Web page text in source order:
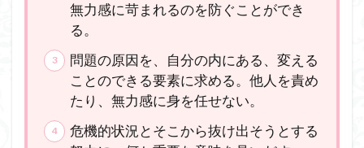
無力感に苛まれるのを防ぐことができ
る。
問題の原因を、自分の内にある、変える
ことのできる要素に求める。他人を責め
たり、無力感に身を任せない。
危機的状況とそこから抜け出そうとする